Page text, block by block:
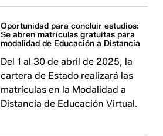
Oportunidad para concluir estudios:
Se abren matrículas gratuitas para
modalidad de Educación a Distancia
Del 1 al 30 de abril de 2025, la
cartera de Estado realizará las
matrículas en la Modalidad a
Distancia de Educación Virtual.